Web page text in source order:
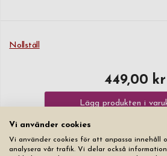
Nollställ
449,00 kr
Lägg produkten i
Vi använder cookies
Vi använder cookies för att anpassa innehåll
analysera vår trafik. Vi delar också